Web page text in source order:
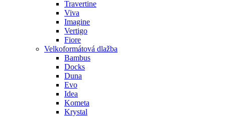
Travertine
Viva
Imagine
Vertigo
Fiore
Velkoformátová dlažba
Bambus
Docks
Duna
Evo
Idea
Kometa
Krystal